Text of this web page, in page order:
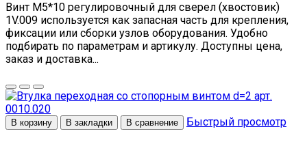
Винт M5*10 регулировочный для сверел (хвостовик)
1V.009 используется как запасная часть для крепления,
фиксации или сборки узлов оборудования. Удобно
подбирать по параметрам и артикулу. Доступны цена,
заказ и доставка...
В корзину В закладки В сравнение Быстрый просмотр